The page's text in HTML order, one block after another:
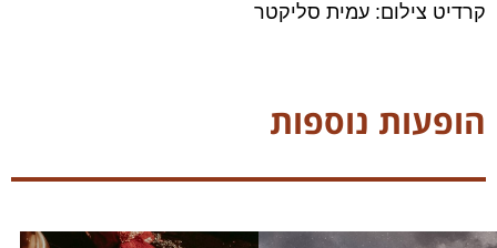
קרדיט צילום: עמית סליקטר
הופעות נוספות